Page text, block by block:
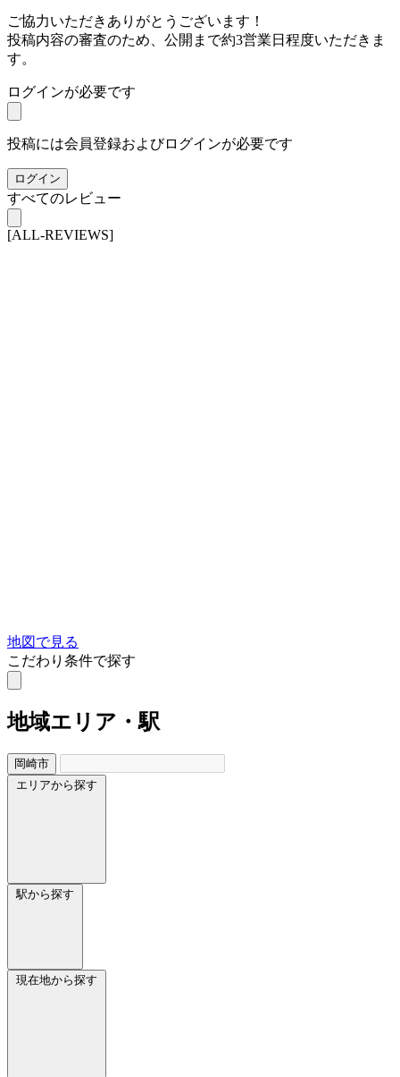
ご協力いただきありがとうございます！
投稿内容の審査のため、公開まで約3営業日程度いただきま
す。
ログインが必要です
投稿には会員登録およびログインが必要です
ログイン
すべてのレビュー
[ALL-REVIEWS]
地図で見る
こだわり条件で探す
地域エリア・駅
岡崎市
エリアから探す
駅から探す
現在地から探す